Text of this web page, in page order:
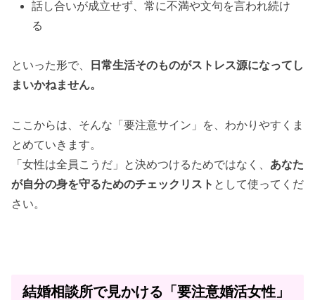
話し合いが成立せず、常に不満や文句を言われ続け
る
といった形で、
日常生活そのものがストレス源になってし
まいかねません。
ここからは、そんな「要注意サイン」を、わかりやすくま
とめていきます。
「女性は全員こうだ」と決めつけるためではなく、 あなた
が自分の身を守るためのチェックリスト として使ってくだ
さい。
結婚相談所で見かける「要注意婚活女性」